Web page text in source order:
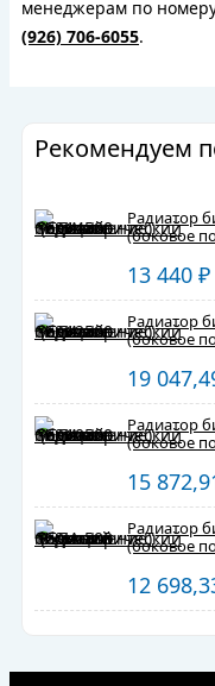
менеджерам по
(926) 706-6055.
Рекомендуем
Радиатор
(боковое
13 440 ₽
Радиатор
(боковое
19
Радиатор
(боковое
15
Радиатор
(боковое
12